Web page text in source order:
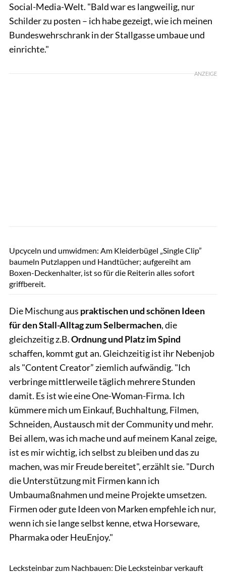
Social-Media-Welt. "Bald war es langweilig, nur
Schilder zu posten – ich habe gezeigt, wie ich meinen
Bundeswehrschrank in der Stallgasse umbaue und
einrichte."
ANZEIGE
Upcyceln und umwidmen: Am Kleiderbügel „Single Clip”
baumeln Putzlappen und Handtücher; aufgereiht am
Boxen-Deckenhalter, ist so für die Reiterin alles sofort
griffbereit.
Die Mischung aus praktischen und schönen Ideen
für den Stall-Alltag zum Selbermachen, die
gleichzeitig z.B.Ordnung und Platz im Spind
schaffen, kommt gut an. Gleichzeitig ist ihr Nebenjob
als "Content Creator” ziemlich aufwändig. "Ich
verbringe mittlerweile täglich mehrere Stunden
damit. Es ist wie eine One-Woman-Firma. Ich
kümmere mich um Einkauf, Buchhaltung, Filmen,
Schneiden, Austausch mit der Community und mehr.
Bei allem, was ich mache und auf meinem Kanal zeige,
ist es mir wichtig, ich selbst zu bleiben und das zu
machen, was mir Freude bereitet", erzählt sie. "Durch
die Unterstützung mit Firmen kann ich
Umbaumaßnahmen und meine Projekte umsetzen.
Firmen oder gute Ideen von Marken empfehle ich nur,
wenn ich sie lange selbst kenne, etwa Horseware,
Pharmaka oder HeuEnjoy."
Lecksteinbar zum Nachbauen: Die Lecksteinbar verkauft